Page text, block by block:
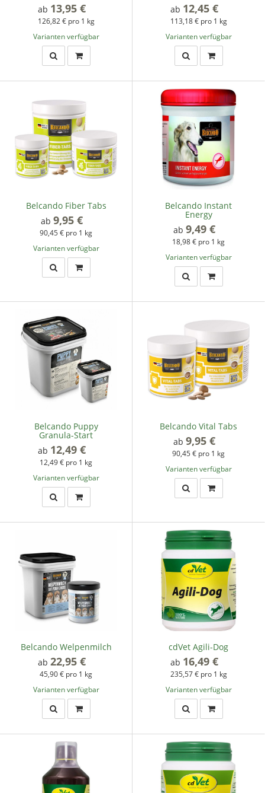
ab 13,95 €
126,82 € pro 1 kg
Varianten verfügbar
ab 12,45 €
113,18 € pro 1 kg
Varianten verfügbar
Belcando Fiber Tabs
ab 9,95 €
90,45 € pro 1 kg
Varianten verfügbar
Belcando Instant
Energy
ab 9,49 €
18,98 € pro 1 kg
Varianten verfügbar
Belcando Puppy
Granula-Start
ab 12,49 €
12,49 € pro 1 kg
Varianten verfügbar
Belcando Vital Tabs
ab 9,95 €
90,45 € pro 1 kg
Varianten verfügbar
Belcando Welpenmilch
ab 22,95 €
45,90 € pro 1 kg
Varianten verfügbar
cdVet Agili-Dog
ab 16,49 €
235,57 € pro 1 kg
Varianten verfügbar